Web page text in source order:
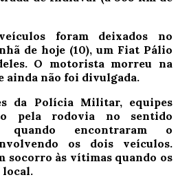
foram deixados no
de hoje (10), um Fiat Pálio
O motorista morreu na
ainda não foi divulgada.
da Polícia Militar, equipes
pela rodovia no sentido
quando encontraram o
os dois veículos.
socorro às vítimas quando os
local.